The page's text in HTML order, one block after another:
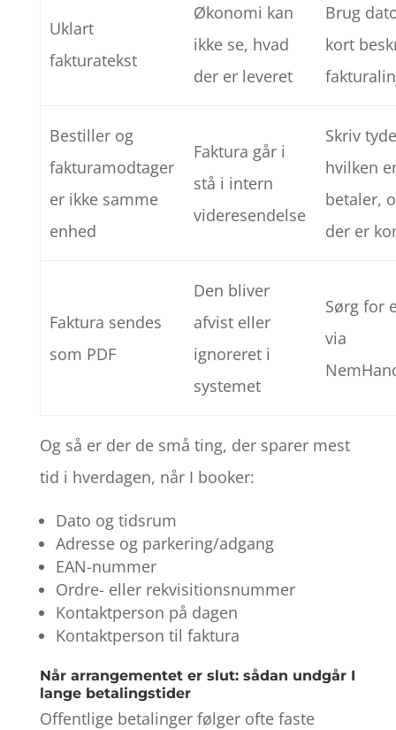
Uklart
fakturatekst
Økonomi kan
ikke se, hvad
der er leveret
Brug
kort
Bestiller og
fakturamodtager
er ikke samme
enhed
Faktura går i
stå i intern
videresendelse
Skriv
hvilken
betaler,
der er
Faktura sendes
som PDF
Den bliver
afvist eller
ignoreret i
systemet
Sørg for
via
Og så er der de små ting, der sparer mest
tid i hverdagen, når I booker:
Dato og tidsrum
Adresse og parkering/adgang
EAN-nummer
Ordre- eller rekvisitionsnummer
Kontaktperson på dagen
Kontaktperson til faktura
Når arrangementet er slut: sådan undgår I
lange betalingstider
Offentlige betalinger følger ofte faste